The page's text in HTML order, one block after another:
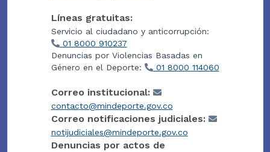
Líneas gratuitas:
Servicio al ciudadano y anticorrupción:
01 8000 910237
Denuncias por Violencias Basadas en
Género en el Deporte:
01 8000 114060
Correo institucional:
contacto@mindeporte.gov.co
Correo notificaciones judiciales:
notijudiciales@mindeporte.gov.co
Denuncias por actos de